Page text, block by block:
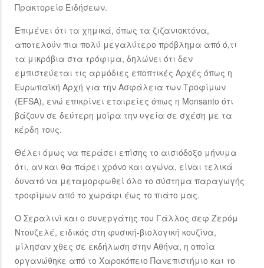
Πρακτορείο Ειδήσεων.
Επιμένει ότι τα χημικά, όπως τα ζιζανιοκτόνα,
αποτελούν πια πολύ μεγαλύτερο πρόβλημα από ό,τι
τα μικρόβια στα τρόφιμα, δηλώνει ότι δεν
εμπιστεύεται τις αρμόδιες εποπτικές Αρχές όπως η
Ευρωπαϊκή Αρχή για την Ασφάλεια των Τροφίμων
(EFSA), ενώ επικρίνει εταιρείες όπως η Monsanto ότι
βάζουν σε δεύτερη μοίρα την υγεία σε σχέση με τα
κέρδη τους.
Θέλει όμως να περάσει επίσης το αισιόδοξο μήνυμα
ότι, αν και θα πάρει χρόνο και αγώνα, είναι τελικά
δυνατό να μεταμορφωθεί όλο το σύστημα παραγωγής
τροφίμων από το χωράφι έως το πιάτο μας.
Ο Σεραλινί και ο συνεργάτης του Γάλλος σεφ Ζερόμ
Ντουζελέ, ειδικός στη φυσική-βιολογική κουζίνα,
μίλησαν χθες σε εκδήλωση στην Αθήνα, η οποία
οργανώθηκε από το Χαροκόπειο Πανεπιστήμιο και το